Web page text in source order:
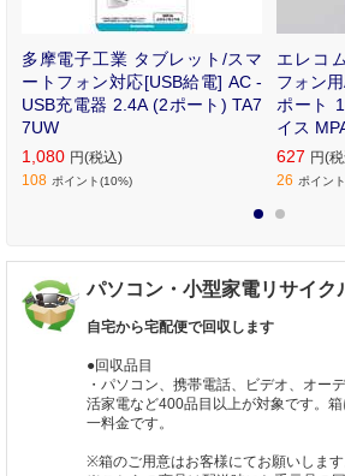
多摩電子工業 タブレット/スマ
ートフォン対応[USB給電] AC -
USB充電器 2.4A (2ポート) TA7
7UW
1,080 円(税込)
108 ポイント(10%)
エレコ
フォン
ポート
イス
627 円(
26 ポイン
パソコン・小型家電リサイク
自宅から宅配便で回収します
●回収品目
・パソコン、携帯電話、ビデオ、オー
活家電など400品目以上が対象です。
一料金です。
※箱のご用意はお客様にてお願いします